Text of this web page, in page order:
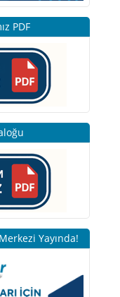
PDF
Yayında!